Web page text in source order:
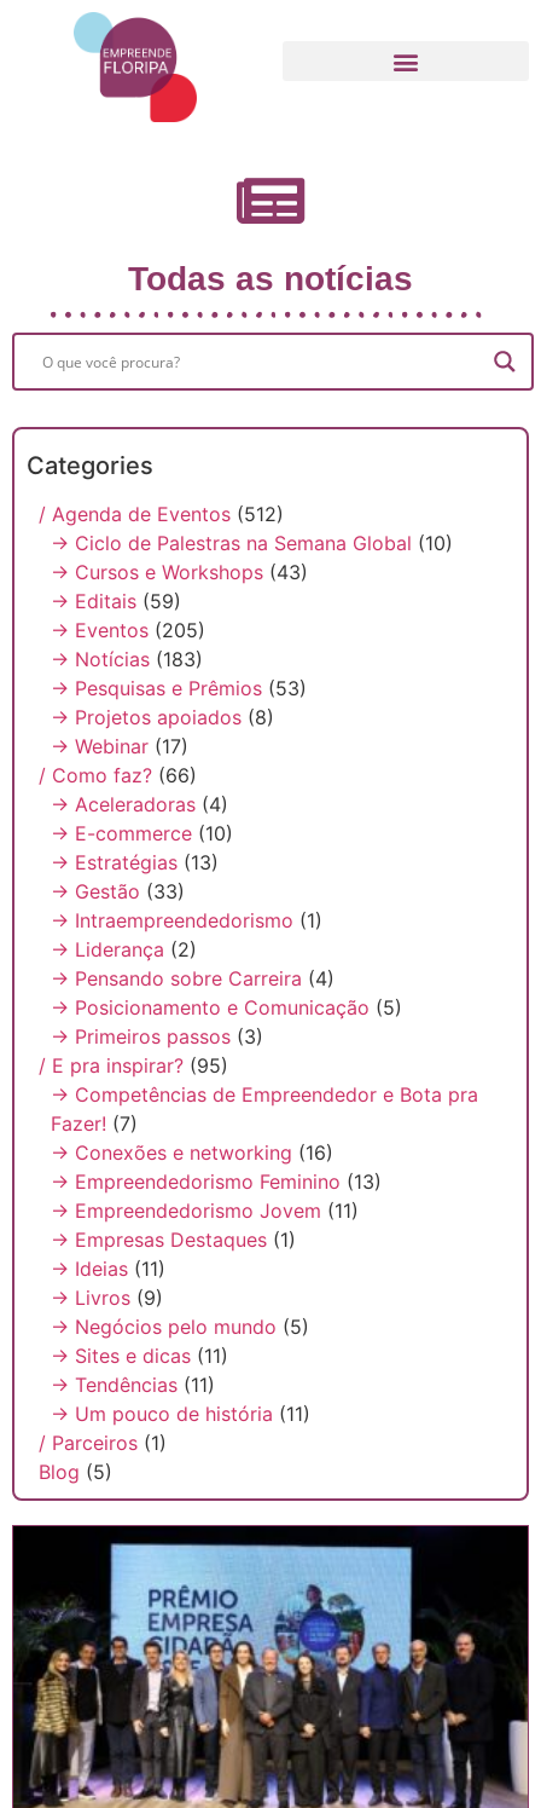
Todas as notícias
Categories
/ Agenda de Eventos (512)
→ Ciclo de Palestras na Semana Global (10)
→ Cursos e Workshops (43)
→ Editais (59)
→ Eventos (205)
→ Notícias (183)
→ Pesquisas e Prêmios (53)
→ Projetos apoiados (8)
→ Webinar (17)
/ Como faz? (66)
→ Aceleradoras (4)
→ E-commerce (10)
→ Estratégias (13)
→ Gestão (33)
→ Intraempreendedorismo (1)
→ Liderança (2)
→ Pensando sobre Carreira (4)
→ Posicionamento e Comunicação (5)
→ Primeiros passos (3)
/ E pra inspirar? (95)
→ Competências de Empreendedor e Bota pra
Fazer! (7)
→ Conexões e networking (16)
→ Empreendedorismo Feminino (13)
→ Empreendedorismo Jovem (11)
→ Empresas Destaques (1)
→ Ideias (11)
→ Livros (9)
→ Negócios pelo mundo (5)
→ Sites e dicas (11)
→ Tendências (11)
→ Um pouco de história (11)
/ Parceiros (1)
Blog (5)